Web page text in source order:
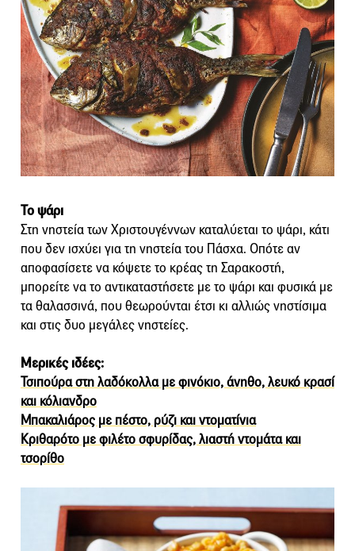
Το ψάρι
Στη νηστεία των Χριστουγέννων καταλύεται το ψάρι, κάτι
που δεν ισχύει για τη νηστεία του Πάσχα. Οπότε αν
αποφασίσετε να κόψετε το κρέας τη Σαρακοστή,
μπορείτε να το αντικαταστήσετε με το ψάρι και φυσικά με
τα θαλασσινά, που θεωρούνται έτσι κι αλλιώς νηστίσιμα
και στις δυο μεγάλες νηστείες.
Μερικές ιδέες:
Τσιπούρα στη λαδόκολλα με φινόκιο, άνηθο, λευκό κρασί
και κόλιανδρο
Μπακαλιάρος με πέστο, ρύζι και ντοματίνια
Κριθαρότο με φιλέτο σφυρίδας, λιαστή ντομάτα και
τσορίθο